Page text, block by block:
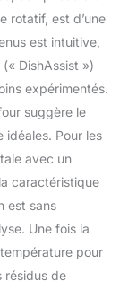
rotatif, est d’une
est intuitive,
DishAssist »)
expérimentés.
suggère le
idéales. Pour les
avec un
caractéristique
est sans
Une fois la
pour
résidus de